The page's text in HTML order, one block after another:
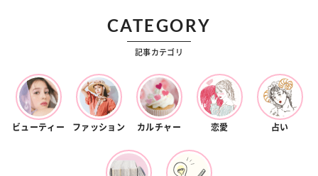
CATEGORY
記事カテゴリ
ビューティー ファッション カルチャー 恋愛 占い